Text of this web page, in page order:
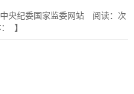
央纪委国家监委网站 阅读： 次
： 】